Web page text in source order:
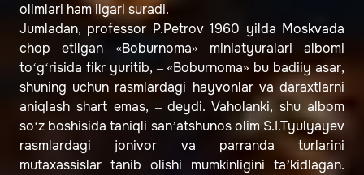
olimlari ham ilgari suradi.
Jumladan, professor P.Petrov 1960 yilda Moskvada
chop etilgan «Boburnoma» miniatyuralari albomi
to‘g‘risida fikr yuritib, – «Boburnoma» bu badiiy asar,
shuning uchun rasmlardagi hayvonlar va daraxtlarni
aniqlash shart emas, – deydi. Vaholanki, shu albom
so‘z boshisida taniqli san’atshunos olim S.I.Tyulyayev
rasmlardagi jonivor va parranda turlarini
mutaxassislar tanib olishi mumkinligini ta’kidlagan.